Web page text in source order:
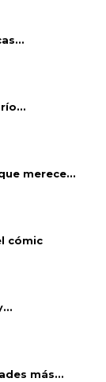
merece...
cómic
más...